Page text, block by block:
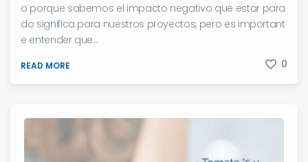
o porque sabemos el impacto negativo que estar para
do significa para nuestros proyectos, pero es important
e entender que...
READ MORE 0